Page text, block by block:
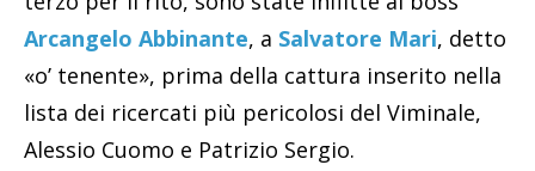
Arcangelo Abbinante, a Salvatore Mari, detto
«o’ tenente», prima della cattura inserito nella
lista dei ricercati più pericolosi del Viminale,
Alessio Cuomo e Patrizio Sergio.